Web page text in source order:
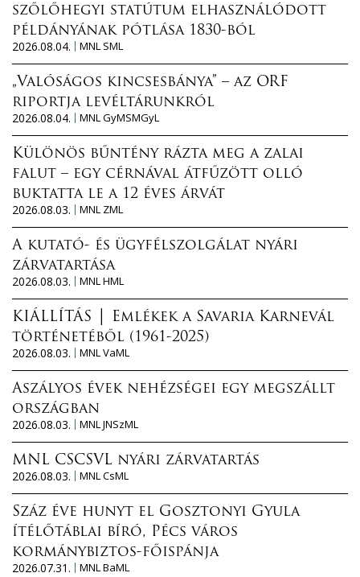
szőlőhegyi statútum elhasználódott
példányának pótlása 1830-ból
2026.08.04.
MNL SML
„Valóságos kincsesbánya” – az ORF
riportja levéltárunkról
2026.08.04.
MNL GyMSMGyL
Különös bűntény rázta meg a zalai
falut – egy cérnával átfűzött olló
buktatta le a 12 éves árvát
2026.08.03.
MNL ZML
A kutató- és ügyfélszolgálat nyári
zárvatartása
2026.08.03.
MNL HML
KIÁLLÍTÁS │ Emlékek a Savaria Karnevál
történetéből (1961-2025)
2026.08.03.
MNL VaML
Aszályos évek nehézségei egy megszállt
országban
2026.08.03.
MNL JNSzML
MNL CSCSVL nyári zárvatartás
2026.08.03.
MNL CsML
Száz éve hunyt el Gosztonyi Gyula
ítélőtáblai bíró, Pécs város
kormánybiztos-főispánja
2026.07.31.
MNL BaML